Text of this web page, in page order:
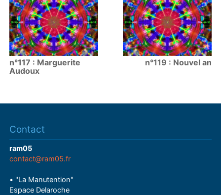
n°117 : Marguerite
Audoux
n°119 : Nouvel an
Contact
ram05
contact@ram05.fr
• "La Manutention"
Espace Delaroche